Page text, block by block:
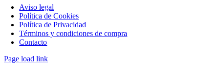
NavigationAviso legal
Política de Cookies
Política de Privacidad
Términos y condiciones de compra
Contacto
Page load link